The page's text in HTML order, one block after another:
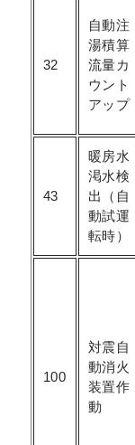
32
自動注
湯積算
流量カ
ウント
アップ
43
暖房水
渇水検
出（自
動試運
転時）
100
対震自
動消火
装置作
動